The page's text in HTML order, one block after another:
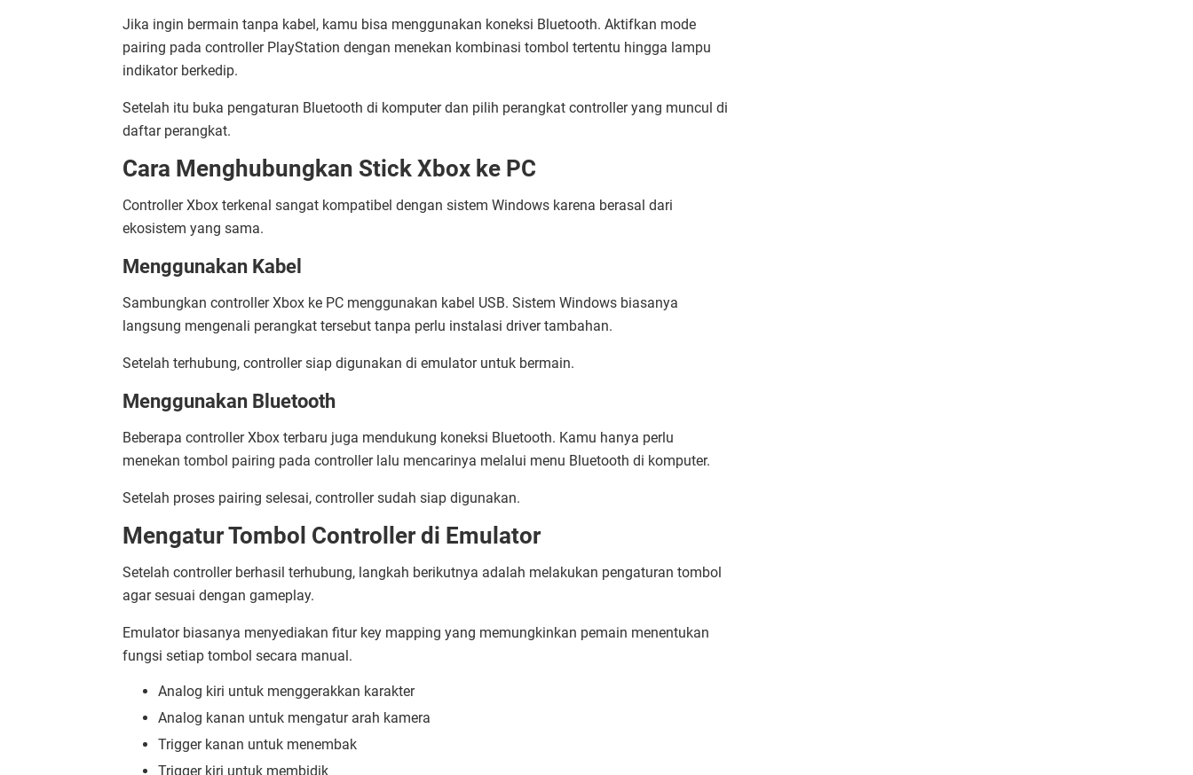
Jika ingin bermain tanpa kabel, kamu bisa menggunakan koneksi Bluetooth. Aktifkan mode
pairing pada controller PlayStation dengan menekan kombinasi tombol tertentu hingga lampu
indikator berkedip.
Setelah itu buka pengaturan Bluetooth di komputer dan pilih perangkat controller yang muncul di
daftar perangkat.
Cara Menghubungkan Stick Xbox ke PC
Controller Xbox terkenal sangat kompatibel dengan sistem Windows karena berasal dari
ekosistem yang sama.
Menggunakan Kabel
Sambungkan controller Xbox ke PC menggunakan kabel USB. Sistem Windows biasanya
langsung mengenali perangkat tersebut tanpa perlu instalasi driver tambahan.
Setelah terhubung, controller siap digunakan di emulator untuk bermain.
Menggunakan Bluetooth
Beberapa controller Xbox terbaru juga mendukung koneksi Bluetooth. Kamu hanya perlu
menekan tombol pairing pada controller lalu mencarinya melalui menu Bluetooth di komputer.
Setelah proses pairing selesai, controller sudah siap digunakan.
Mengatur Tombol Controller di Emulator
Setelah controller berhasil terhubung, langkah berikutnya adalah melakukan pengaturan tombol
agar sesuai dengan gameplay.
Emulator biasanya menyediakan fitur key mapping yang memungkinkan pemain menentukan
fungsi setiap tombol secara manual.
Analog kiri untuk menggerakkan karakter
Analog kanan untuk mengatur arah kamera
Trigger kanan untuk menembak
Trigger kiri untuk membidik